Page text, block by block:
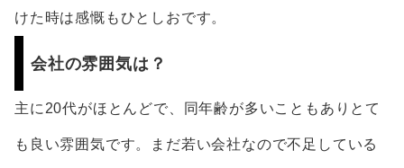
けた時は感慨もひとしおです。
会社の雰囲気は？
主に20代がほとんどで、同年齢が多いこともありとて
も良い雰囲気です。まだ若い会社なので不足している